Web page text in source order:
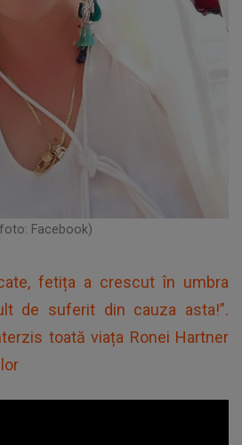
Facebook)
fetița a crescut în umbra
de suferit din cauza asta!”.
toată viața Ronei Hartner